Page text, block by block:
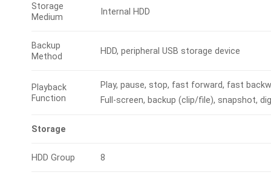
Storage
Medium
Internal HDD
Backup
Method
HDD, peripheral USB storage device
Playback
Function
Play, pause, stop, fast forward, fast
Full-screen, backup (clip/file), snapshot,
Storage
HDD Group 8